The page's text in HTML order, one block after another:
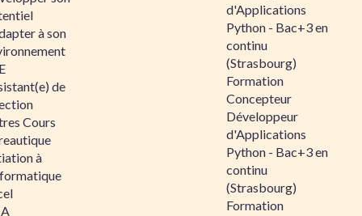
à son
de
Cours
à
d'Applications
Python - Bac+3 en
continu
(Strasbourg)
Formation
Concepteur
Développeur
d'Applications
Python - Bac+3 en
continu
(Strasbourg)
Formation